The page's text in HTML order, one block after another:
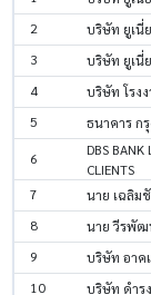
2 บริษัท ยูเนี่
3 บริษัท ยูเนี่
4 บริษัท โรง
5 ธนาคาร ก
6
DBS BANK
CLIENTS
7 นาย เฉลิม
8 นาย วีรพั
9 บริษัท อาค
10 บริษัท ดำร